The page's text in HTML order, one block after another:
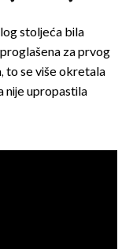
stoljeća bila
za prvog
to se više okretala
nije upropastila